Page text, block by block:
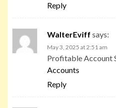
Reply
WalterEviff says:
May 3, 2025 at 2:51 am
Profitable Account
Accounts
Reply